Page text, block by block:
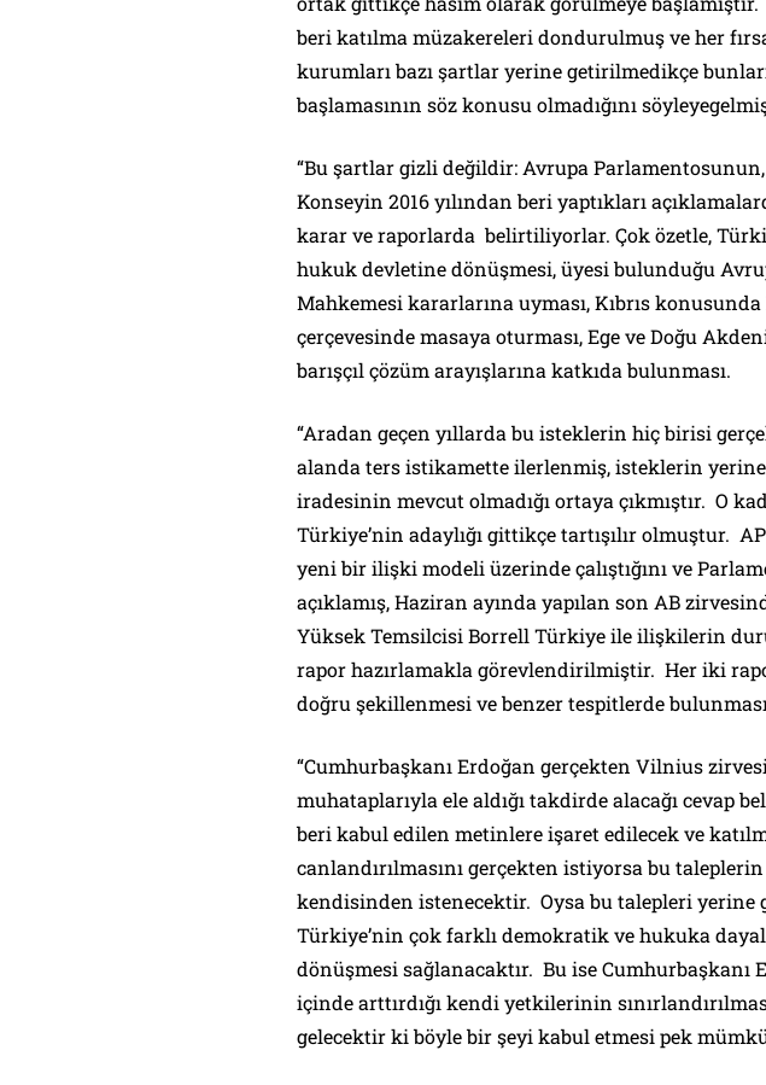
beri katılma müzakereleri dondurulmuş ve her
kurumları bazı şartlar yerine getirilmedikçe
başlamasının söz konusu olmadığını
“Bu şartlar gizli değildir: Avrupa
Konseyin 2016 yılından beri yaptıkları
karar ve raporlarda belirtiliyorlar. Çok özetle,
hukuk devletine dönüşmesi, üyesi bulunduğu
Mahkemesi kararlarına uyması, Kıbrıs
çerçevesinde masaya oturması, Ege ve Doğu
barışçıl çözüm arayışlarına katkıda bulunması.
“Aradan geçen yıllarda bu isteklerin hiç birisi
alanda ters istikamette ilerlenmiş, isteklerin
iradesinin mevcut olmadığı ortaya çıkmıştır. O
Türkiye’nin adaylığı gittikçe tartışılır olmuştur.
yeni bir ilişki modeli üzerinde çalıştığını ve
açıklamış, Haziran ayında yapılan son AB
Yüksek Temsilcisi Borrell Türkiye ile ilişkilerin
rapor hazırlamakla görevlendirilmiştir. Her iki
doğru şekillenmesi ve benzer tespitlerde
“Cumhurbaşkanı Erdoğan gerçekten Vilnius
muhataplarıyla ele aldığı takdirde alacağı cevap
beri kabul edilen metinlere işaret edilecek ve
canlandırılmasını gerçekten istiyorsa bu
kendisinden istenecektir. Oysa bu talepleri yerine
Türkiye’nin çok farklı demokratik ve hukuka
dönüşmesi sağlanacaktır. Bu ise Cumhurbaşkanı
içinde arttırdığı kendi yetkilerinin
gelecektir ki böyle bir şeyi kabul etmesi pek